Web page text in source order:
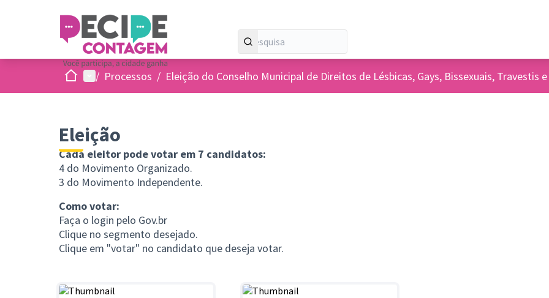
InicioMenu principal
/ Processos / Eleição do Conselho Municipal de Direitos de Lésbicas, Gays, Bissexuais, Travestis
Eleição
Cada eleitor pode votar em 7 candidatos:
4 do Movimento Organizado.
3 do Movimento Independente.
Como votar:
Faça o login pelo Gov.br
Clique no segmento desejado.
Clique em "votar" no candidato que deseja votar.